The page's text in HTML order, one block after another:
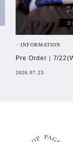
INFORMATION
Pre Order｜7/
2026.07.23